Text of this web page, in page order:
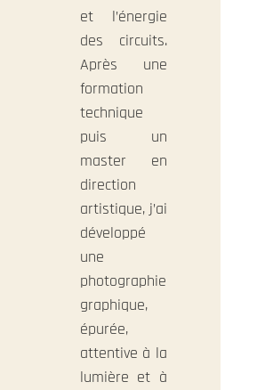
et l’énergie
des circuits.
Après une
formation
technique
puis un
master en
direction
artistique, j’ai
développé
une
photographie
graphique,
épurée,
attentive à la
lumière et à